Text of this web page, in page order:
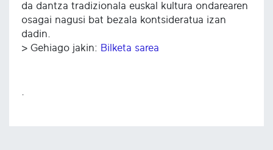
da dantza tradizionala euskal kultura ondarearen
osagai nagusi bat bezala kontsideratua izan
dadin.
> Gehiago jakin: Bilketa sarea